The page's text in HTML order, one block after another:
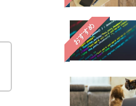
おすすめ